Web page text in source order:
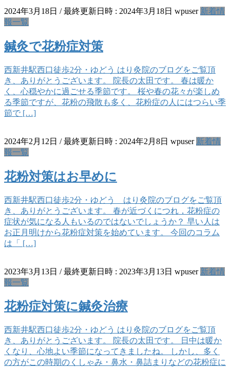
2024年3月18日 / 最終更新日時 : 2024年3月18日 wpuser 新着情
報一覧
鍼灸で花粉症対策
西新井駅西口徒歩2分・ゆどう はり灸院のブログをご覧頂
き、ありがとうございます。 院長の太田です。 春は暖か
く、心穏やかに過ごせる季節です。 桜や春の花々が楽しめ
る季節ですが、花粉の飛散も多く、花粉症の人にはつらい季
節で […]
2024年2月12日 / 最終更新日時 : 2024年2月8日 wpuser 新着情
報一覧
花粉対策はお早めに
西新井駅西口徒歩2分・ゆどう はり灸院のブログをご覧頂
き、ありがとうございます。 春が近づくにつれ，花粉症の
症状が気になる人もいるのではないでしょうか？ 早い人は
お正月明けから花粉症対策を始めています。 今回のコラム
は「 […]
2023年3月13日 / 最終更新日時 : 2023年3月13日 wpuser 新着情
報一覧
花粉症対策に鍼灸治療
西新井駅西口徒歩2分・ゆどう はり灸院のブログをご覧頂
き、ありがとうございます。 院長の太田です。 日中は暖か
くなり、心地よい季節になってきましたね。 しかし、多く
の方がこの時期のくしゃみ・鼻水・鼻詰まりなどの花粉症に